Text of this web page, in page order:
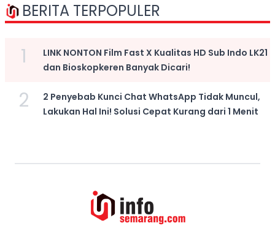
BERITA TERPOPULER
1
LINK NONTON Film Fast X Kualitas HD Sub Indo LK21
dan Bioskopkeren Banyak Dicari!
2
2 Penyebab Kunci Chat WhatsApp Tidak Muncul,
Lakukan Hal Ini! Solusi Cepat Kurang dari 1 Menit